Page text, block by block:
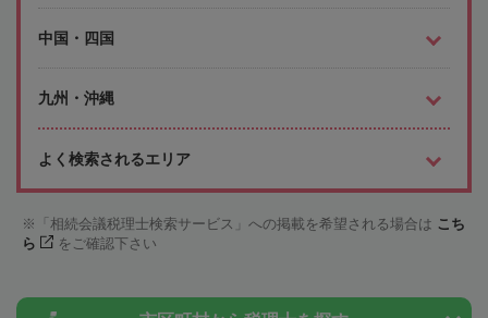
中国・四国
九州・沖縄
よく検索されるエリア
「相続会議税理士検索サービス」への掲載を希望される場合は こち
ら
をご確認下さい